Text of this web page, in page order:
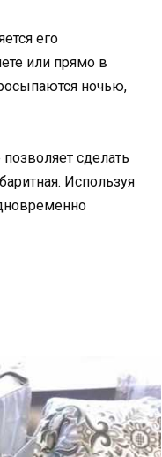
его
или прямо в
ночью,
сделать
Используя